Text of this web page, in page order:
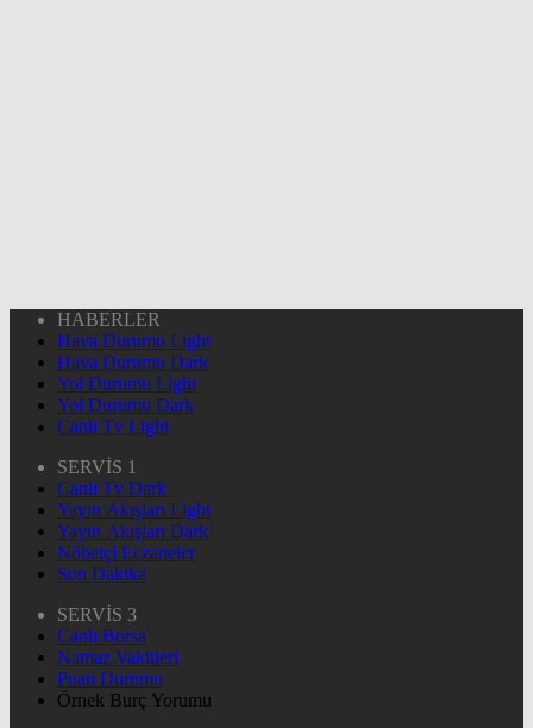
HABERLER
Hava Durumu Light
Hava Durumu Dark
Yol Durumu Light
Yol Durumu Dark
Canlı Tv Light
SERVİS 1
Canlı Tv Dark
Yayın Akışları Light
Yayın Akışları Dark
Nöbetçi Eczaneler
Son Dakika
SERVİS 3
Canlı Borsa
Namaz Vakitleri
Puan Durumu
Örnek Burç Yorumu